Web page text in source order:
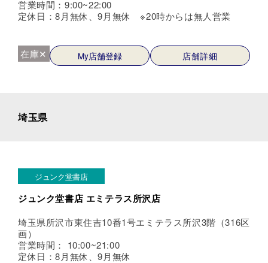
営業時間：9:00~22:00
定休日：8月無休、9月無休 ※20時からは無人営業
在庫✕ My店舗登録 店舗詳細
埼玉県
ジュンク堂書店
ジュンク堂書店 エミテラス所沢店
埼玉県所沢市東住吉10番1号エミテラス所沢3階（316区
画）
営業時間： 10:00~21:00
定休日：8月無休、9月無休